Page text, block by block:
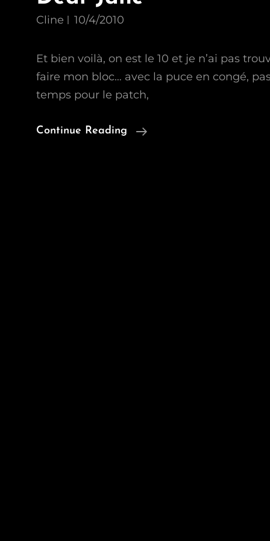
Cline 10/4/2010
Et bien voilà, on est le 10 et je n’ai pas
faire mon bloc… avec la puce en congé,
temps pour le patch,
Continue Reading
Dear